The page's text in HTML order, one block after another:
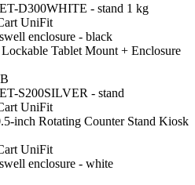
D300WHITE - stand 1 kg
UniFit
enclosure - black
Tablet Mount + Enclosure
S200SILVER - stand
UniFit
inch Rotating Counter Stand Kiosk
UniFit
enclosure - white